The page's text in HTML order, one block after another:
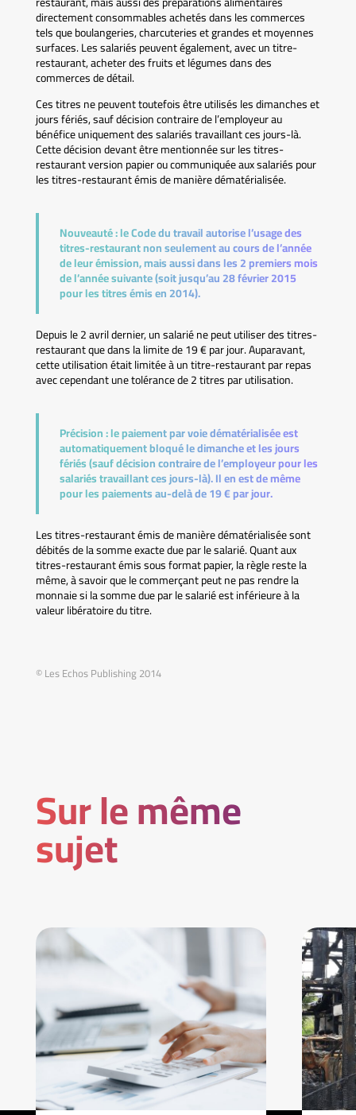
directement consommables achetés dans les commerces
tels que boulangeries, charcuteries et grandes et moyennes
surfaces. Les salariés peuvent également, avec un titre-
restaurant, acheter des fruits et légumes dans des
commerces de détail.
Ces titres ne peuvent toutefois être utilisés les dimanches et
jours fériés, sauf décision contraire de l’employeur au
bénéfice uniquement des salariés travaillant ces jours-là.
Cette décision devant être mentionnée sur les titres-
restaurant version papier ou communiquée aux salariés pour
les titres-restaurant émis de manière dématérialisée.
Nouveauté :le Code du travail autorise l’usage des
titres-restaurant non seulement au cours de l’année
de leur émission, mais aussi dans les 2 premiers mois
de l’année suivante (soit jusqu’au 28 février 2015
pour les titres émis en 2014).
Depuis le 2 avril dernier, un salarié ne peut utiliser des titres-
restaurant que dans la limite de 19 € par jour. Auparavant,
cette utilisation était limitée à un titre-restaurant par repas
avec cependant une tolérance de 2 titres par utilisation.
Précision :le paiement par voie dématérialisée est
automatiquement bloqué le dimanche et les jours
fériés (sauf décision contraire de l’employeur pour les
salariés travaillant ces jours-là). Il en est de même
pour les paiements au-delà de 19 € par jour.
Les titres-restaurant émis de manière dématérialisée sont
débités de la somme exacte due par le salarié. Quant aux
titres-restaurant émis sous format papier, la règle reste la
même, à savoir que le commerçant peut ne pas rendre la
monnaie si la somme due par le salarié est inférieure à la
valeur libératoire du titre.
© Les Echos Publishing 2014
Sur le même
sujet